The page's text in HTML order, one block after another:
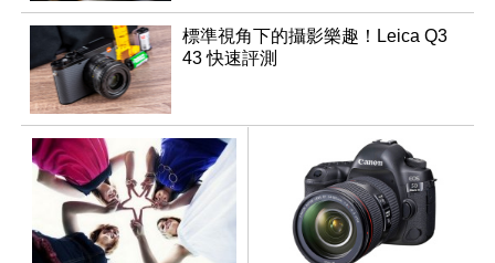
標準視角下的攝影樂趣！Leica Q3
43 快速評測